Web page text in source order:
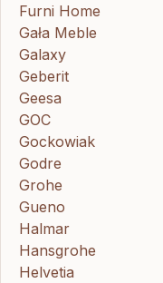
Furni Home
Gała Meble
Galaxy
Geberit
Geesa
GOC
Gockowiak
Godre
Grohe
Gueno
Halmar
Hansgrohe
Helvetia